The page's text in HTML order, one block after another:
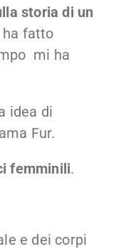
storia di un
ha fatto
mi ha
idea di
Fur.
femminili.
e dei corpi